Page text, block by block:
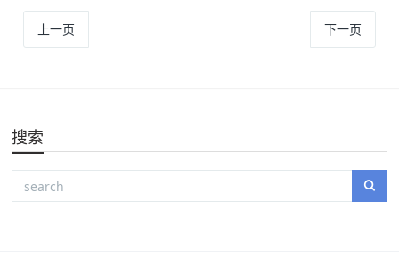
上一页 下一页
搜索